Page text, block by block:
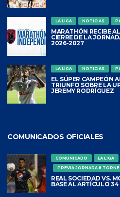
LA LIGA NOTICIAS
MARATHÓN RECIBE
CIERRE DE LA
2026-2027
LA LIGA NOTICIAS
EL SÚPER CAMPEÓN
TRIUNFO SOBRE LA
JEREMY RODRÍGUEZ
COMUNICADOS OFICIALES
COMUNICADO
LA LIGA
PREVIA JORNADA 8
REAL SOCIEDAD VS.
BASE AL ARTÍCULO 34